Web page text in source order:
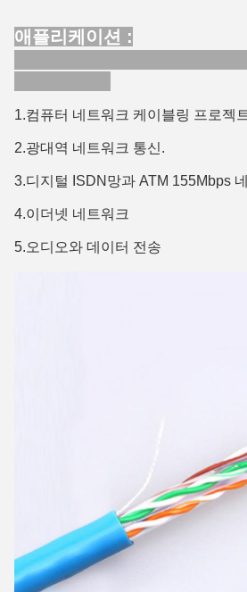
애플리케이션 :
1.컴퓨터 네트워크 케이블링 프로젝
2.광대역 네트워크 통신.
3.디지털 ISDN망과 ATM 155Mbps
4.이더넷 네트워크
5.오디오와 데이터 전송